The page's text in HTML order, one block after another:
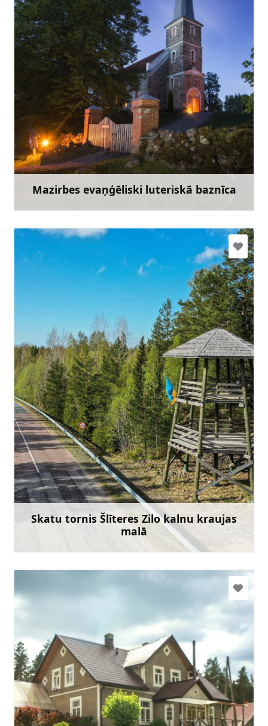
Mazirbes evaņģēliski luteriskā baznīca
+371 29463028
Doties
Skatu tornis Šlīteres Zilo kalnu kraujas
malā
slitere@daba.gov.lv
+371 67800389
Uzzināt vairāk